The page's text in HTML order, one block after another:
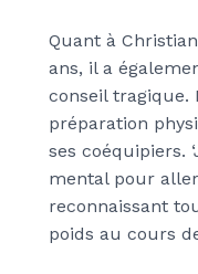
Quant à
ans, il a
conseil tragique.
préparation
ses coéquipiers.
mental pour
reconnaissant
poids au cours